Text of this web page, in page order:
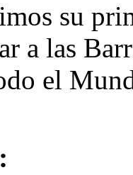
su
a las
el